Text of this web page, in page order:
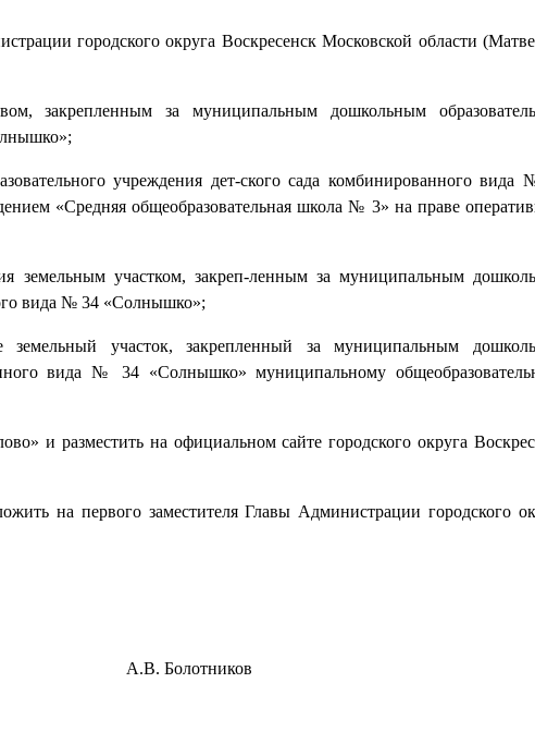
городского округа Воскресенск Московской области
закрепленным за муниципальным дошкольным
учреждения дет-ского сада комбинированного
«Средняя общеобразовательная школа № 3» на праве
земельным участком, закреп-ленным за муниципальным
вида № 34 «Солнышко»;
земельный участок, закрепленный за муниципальным
вида № 34 «Солнышко» муниципальному
и разместить на официальном сайте городского округа
на первого заместителя Главы Администрации городского
А.В. Болотников